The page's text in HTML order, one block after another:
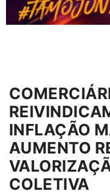
INFLAÇÃO
AUMENTO
COLETIVA